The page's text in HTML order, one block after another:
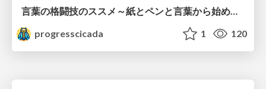
言葉の格闘技のススメ～紙とペンと言葉から始める、キャリアの描き方～
progresscicada
1 120